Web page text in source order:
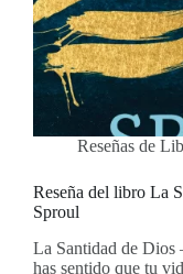
Reseñas de
Reseña del libro La
Sproul
La Santidad de Dios
has sentido que tu